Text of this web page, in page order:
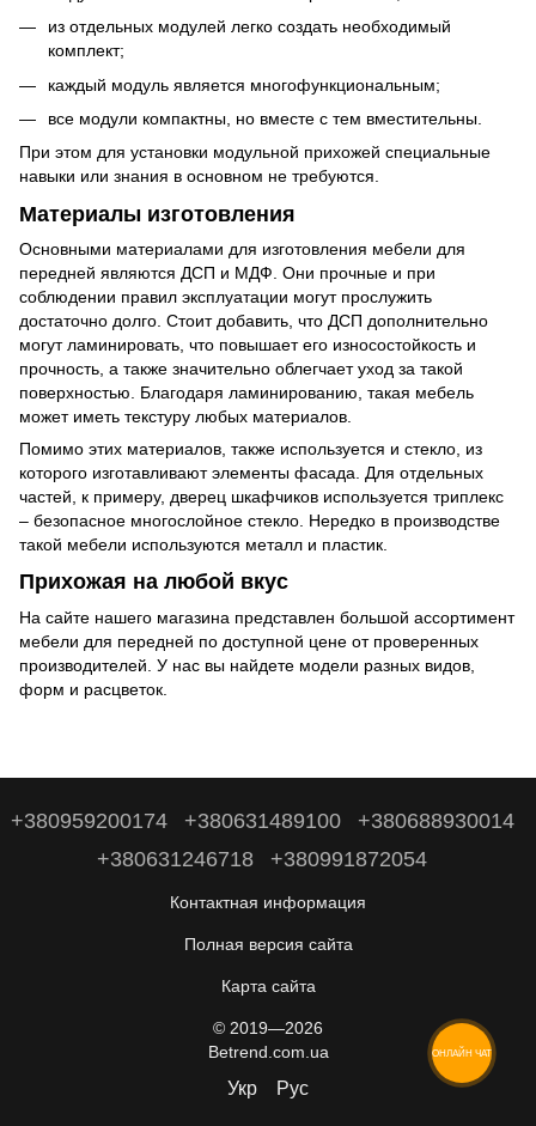
из отдельных модулей легко создать необходимый
комплект;
каждый модуль является многофункциональным;
все модули компактны, но вместе с тем вместительны.
При этом для установки модульной прихожей специальные
навыки или знания в основном не требуются.
Материалы изготовления
Основными материалами для изготовления мебели для
передней являются ДСП и МДФ. Они прочные и при
соблюдении правил эксплуатации могут прослужить
достаточно долго. Стоит добавить, что ДСП дополнительно
могут ламинировать, что повышает его износостойкость и
прочность, а также значительно облегчает уход за такой
поверхностью. Благодаря ламинированию, такая мебель
может иметь текстуру любых материалов.
Помимо этих материалов, также используется и стекло, из
которого изготавливают элементы фасада. Для отдельных
частей, к примеру, дверец шкафчиков используется триплекс
– безопасное многослойное стекло. Нередко в производстве
такой мебели используются металл и пластик.
Прихожая на любой вкус
На сайте нашего магазина представлен большой ассортимент
мебели для передней по доступной цене от проверенных
производителей. У нас вы найдете модели разных видов,
форм и расцветок.
+380959200174 +380631489100
+380688930014
+380631246718
+380991872054
Контактная информация
Полная версия сайта
Карта сайта
© 2019—2026
Betrend.com.ua
Укр Рус
ОНЛАЙН ЧАТ